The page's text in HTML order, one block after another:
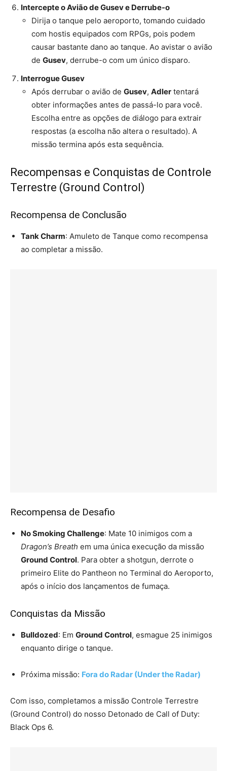
Intercepte o Avião de Gusev e Derrube-o
Dirija o tanque pelo aeroporto, tomando cuidado
com hostis equipados com RPGs, pois podem
causar bastante dano ao tanque. Ao avistar o avião
de Gusev, derrube-o com um único disparo.
Interrogue Gusev
Após derrubar o avião de Gusev, Adler tentará
obter informações antes de passá-lo para você.
Escolha entre as opções de diálogo para extrair
respostas (a escolha não altera o resultado). A
missão termina após esta sequência.
Recompensas e Conquistas de Controle
Terrestre (Ground Control)
Recompensa de Conclusão
Tank Charm: Amuleto de Tanque como recompensa
ao completar a missão.
Recompensa de Desafio
No Smoking Challenge: Mate 10 inimigos com a
Dragon’s Breath em uma única execução da missão
Ground Control. Para obter a shotgun, derrote o
primeiro Elite do Pantheon no Terminal do Aeroporto,
após o início dos lançamentos de fumaça.
Conquistas da Missão
Bulldozed: Em Ground Control, esmague 25 inimigos
enquanto dirige o tanque.
Próxima missão: Fora do Radar (Under the Radar)
Com isso, completamos a missão Controle Terrestre
(Ground Control) do nosso Detonado de Call of Duty:
Black Ops 6.